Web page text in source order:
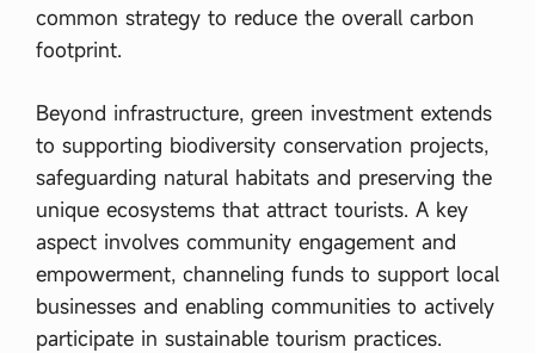
common strategy to reduce the overall carbon
footprint.
Beyond infrastructure, green investment extends
to supporting biodiversity conservation projects,
safeguarding natural habitats and preserving the
unique ecosystems that attract tourists. A key
aspect involves community engagement and
empowerment, channeling funds to support local
businesses and enabling communities to actively
participate in sustainable tourism practices.